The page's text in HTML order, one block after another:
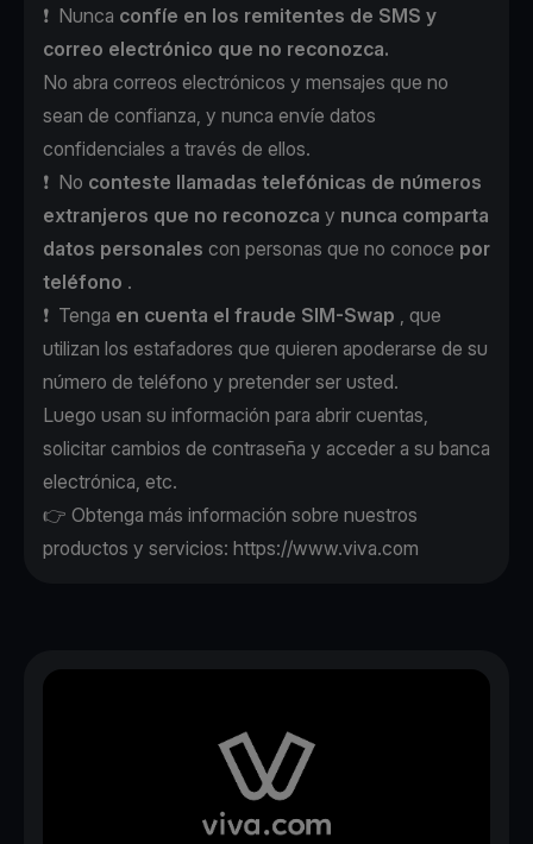
❗ ️ Nunca confíe en los remitentes de SMS y
correo electrónico que no reconozca.
No abra correos electrónicos y mensajes que no
sean de confianza, y nunca envíe datos
confidenciales a través de ellos.
❗ ️ No conteste llamadas telefónicas de números
extranjeros que no reconozca y nunca comparta
datos personales con personas que no conoce por
teléfono .
❗ ️ Tenga en cuenta el fraude SIM-Swap , que
utilizan los estafadores que quieren apoderarse de su
número de teléfono y pretender ser usted.
Luego usan su información para abrir cuentas,
solicitar cambios de contraseña y acceder a su banca
electrónica, etc.
👉 Obtenga más información sobre nuestros
productos y servicios: https://www.viva.com